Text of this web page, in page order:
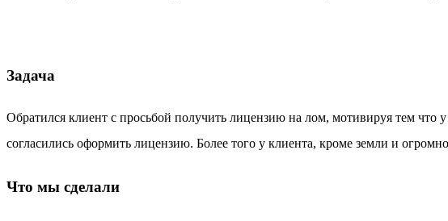
Задача
Обратился клиент с просьбой получить лицензию на лом, мотивируя тем
согласились оформить лицензию. Более того у клиента, кроме земли и
Что мы сделали